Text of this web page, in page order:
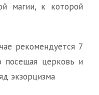
магии, к которой
рекомендуется 7
посещая церковь и
экзорцизма